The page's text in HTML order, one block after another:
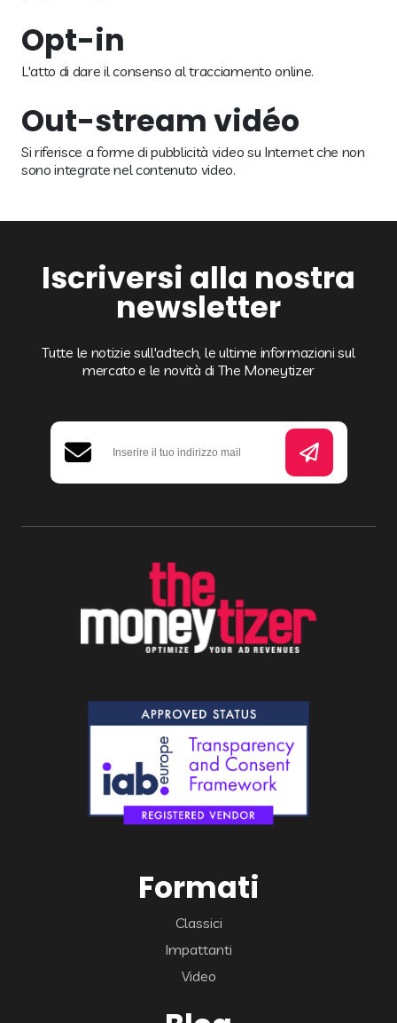
Opt-in
L'atto di dare il consenso al tracciamento online.
Out-stream vidéo
Si riferisce a forme di pubblicità video su Internet che non
sono integrate nel contenuto video.
Iscriversi alla nostra
newsletter
Tutte le notizie sull'adtech, le ultime informazioni sul
mercato e le novità di The Moneytizer
Formati
Classici
Impattanti
Video